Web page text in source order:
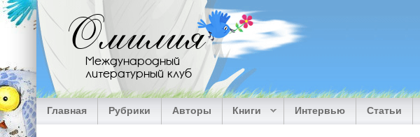
Перейти к основному содержанию
Омилия
Международный
литературный клуб
Главная Рубрики Авторы Книги Интервью Статьи